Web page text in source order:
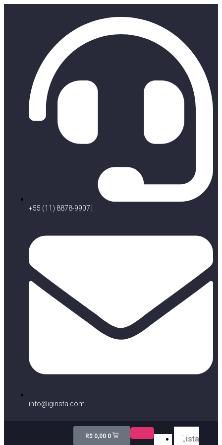
+55 (11) 8878-9907.
info@iginsta.com
R$0,00 0
Lista